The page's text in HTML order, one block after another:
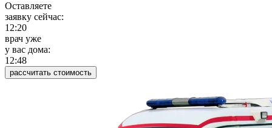
Оставляете
заявку сейчас:
12:20
врач уже
у вас дома:
12:48
рассчитать стоимость